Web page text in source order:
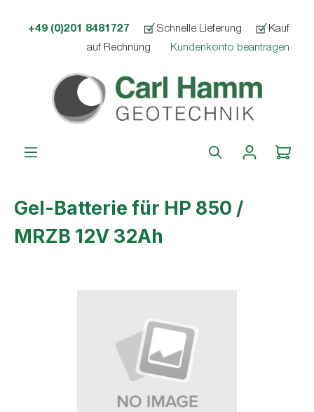
+49 (0)201 8481727 Schnelle Lieferung
Kauf
auf Rechnung
Kundenkonto beantragen
Gel-Batterie für HP 850 /
MRZB 12V 32Ah